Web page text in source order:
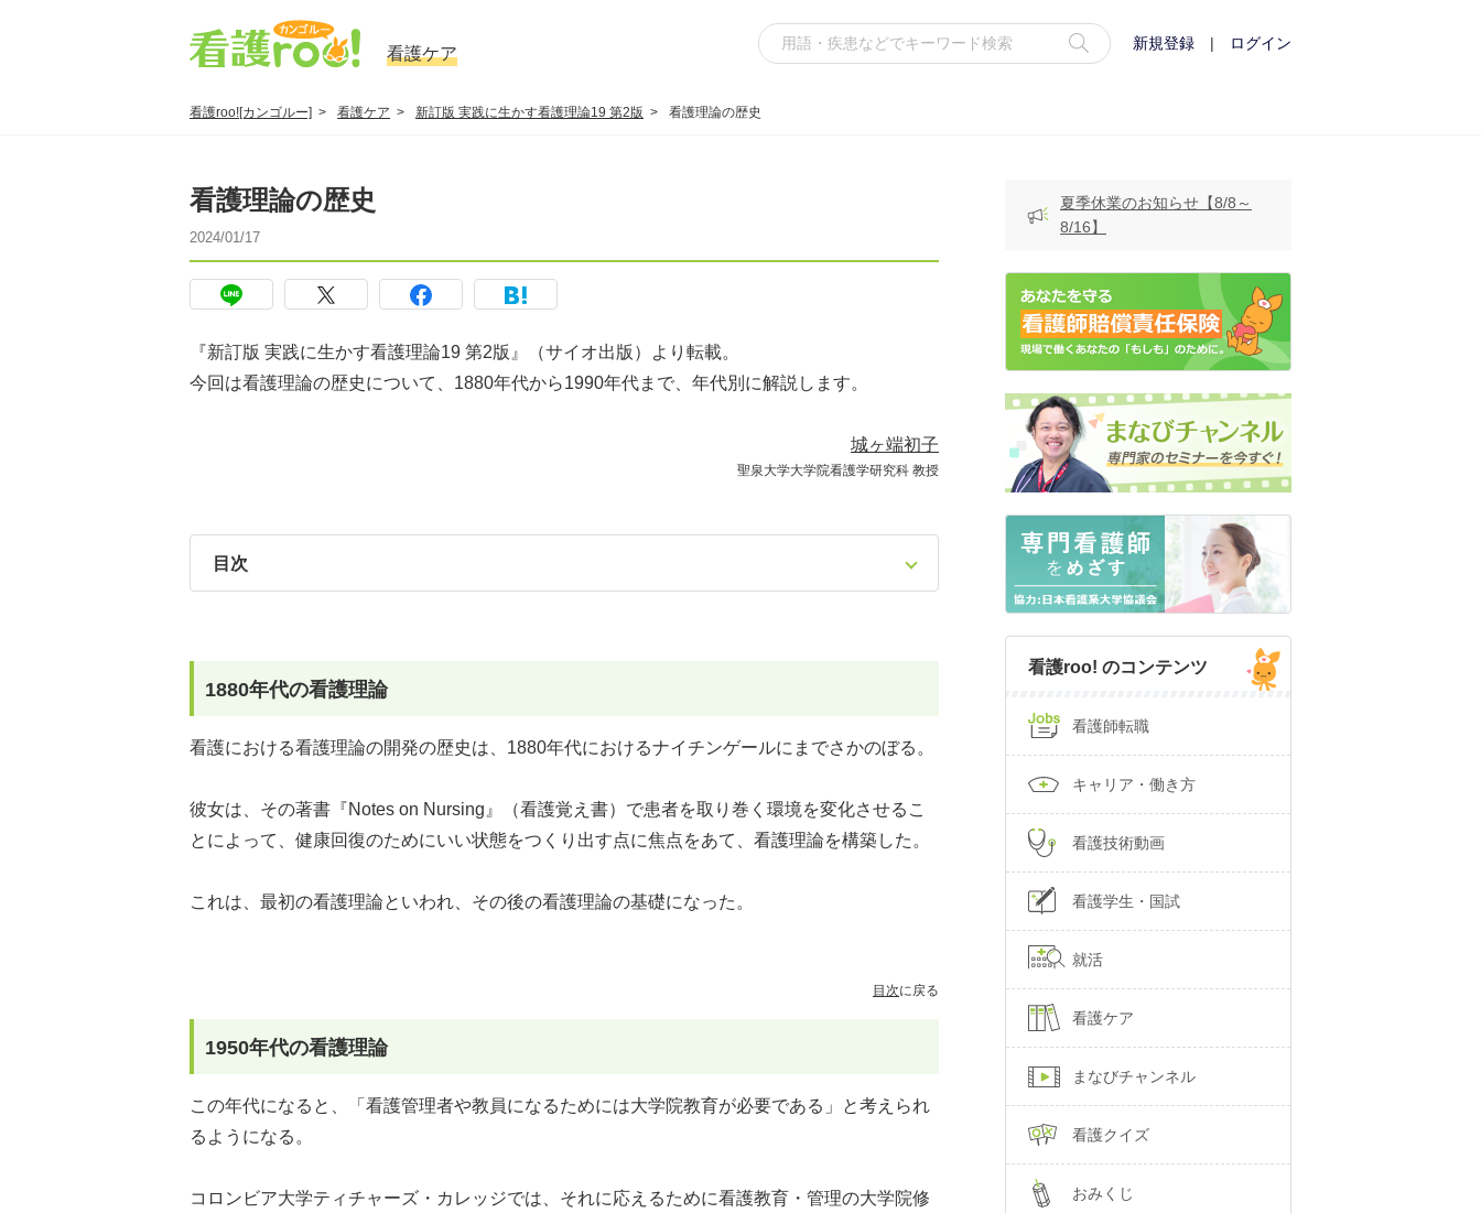
看護ケア
新規登録 | ログイン
看護roo![カンゴルー] 看護ケア 新訂版 実践に生かす看護理論19 第2版 看護理論の歴史
看護理論の歴史
2024/01/17
『新訂版 実践に生かす看護理論19 第2版』（サイオ出版）より転載。
今回は看護理論の歴史について、1880年代から1990年代まで、年代別に解説します。
城ヶ端初子
聖泉大学大学院看護学研究科 教授
目次
1880年代の看護理論
看護における看護理論の開発の歴史は、1880年代におけるナイチンゲールにまでさかのぼる。
彼女は、その著書『Notes on Nursing』（看護覚え書）で患者を取り巻く環境を変化させるこ
とによって、健康回復のためにいい状態をつくり出す点に焦点をあて、看護理論を構築した。
これは、最初の看護理論といわれ、その後の看護理論の基礎になった。
目次に戻る
1950年代の看護理論
この年代になると、「看護管理者や教員になるためには大学院教育が必要である」と考えられ
るようになる。
コロンビア大学ティチャーズ・カレッジでは、それに応えるために看護教育・管理の大学院修
夏季休業のお知らせ【8/8～
8/16】
看護roo! のコンテンツ
看護師転職
キャリア・働き方
看護技術動画
看護学生・国試
就活
看護ケア
まなびチャンネル
看護クイズ
おみくじ